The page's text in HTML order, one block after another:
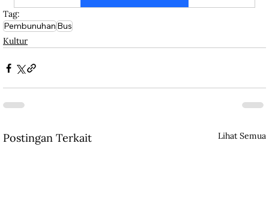
Tag:
PembunuhanBus
Kultur
Postingan Terkait Lihat Semua